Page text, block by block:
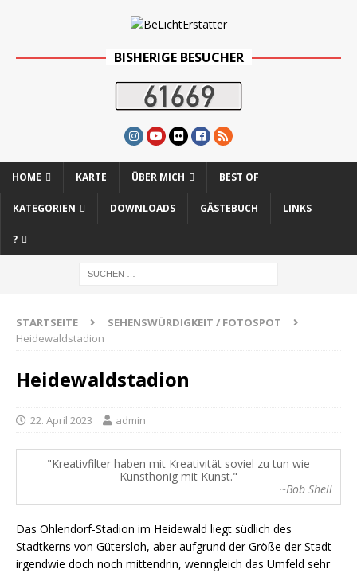
BISHERIGE BESUCHER
HOME KARTE ÜBER MICH BEST OF
KATEGORIEN DOWNLOADS GÄSTEBUCH LINKS
?
STARTSEITE
SEHENSWÜRDIGKEIT / FOTOSPOT
Heidewaldstadion
Heidewaldstadion
22. April 2023 admin
Kreativfilter haben mit Kreativität soviel zu tun wie
Kunsthonig mit Kunst.
~Bob Shell
Das Ohlendorf-Stadion im Heidewald liegt südlich des
Stadtkerns von Gütersloh, aber aufgrund der Größe der Stadt
irgendwie doch noch mittendrin, wenngleich das Umfeld sehr